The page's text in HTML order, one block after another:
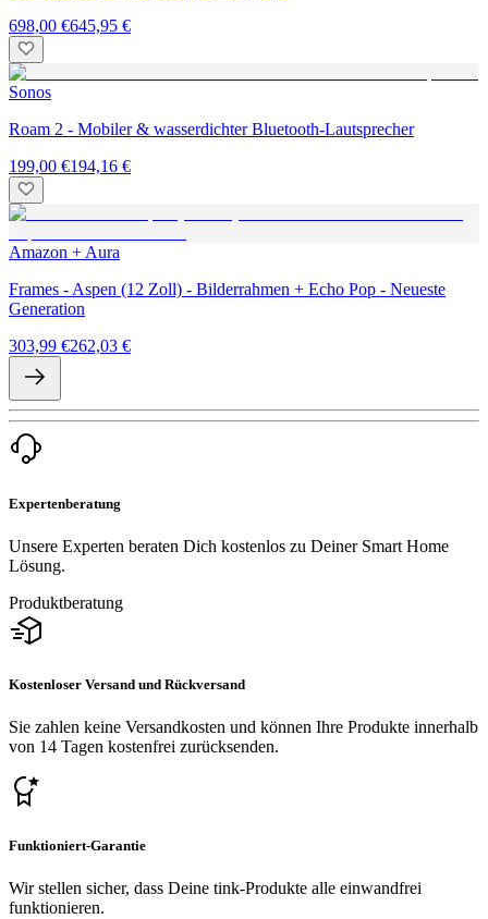
698,00 €645,95 €
Sonos
Roam 2 - Mobiler & wasserdichter Bluetooth-Lautsprecher
199,00 €194,16 €
Amazon + Aura
Frames - Aspen (12 Zoll) - Bilderrahmen + Echo Pop - Neueste
Generation
303,99 €262,03 €
Expertenberatung
Unsere Experten beraten Dich kostenlos zu Deiner Smart Home
Lösung.
Produktberatung
Kostenloser Versand und Rückversand
Sie zahlen keine Versandkosten und können Ihre Produkte innerhalb
von 14 Tagen kostenfrei zurücksenden.
Funktioniert-Garantie
Wir stellen sicher, dass Deine tink-Produkte alle einwandfrei
funktionieren.